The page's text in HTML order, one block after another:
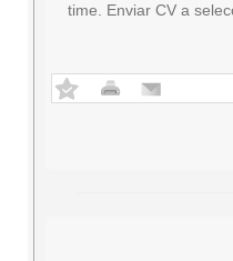
time. Enviar CV a